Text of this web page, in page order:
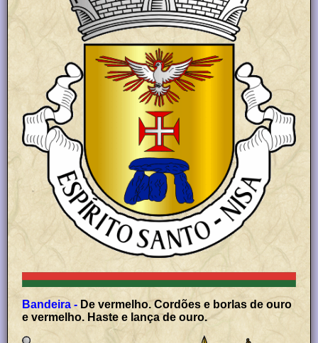
Bandeira - De vermelho. Cordões e borlas de ouro
e vermelho. Haste e lança de ouro.